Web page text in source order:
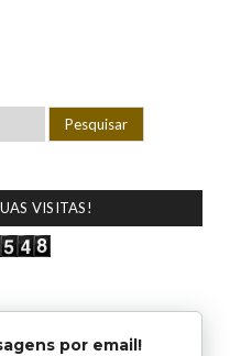
VISITAS!
por email!